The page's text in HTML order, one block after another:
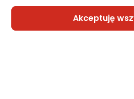
Akceptuję